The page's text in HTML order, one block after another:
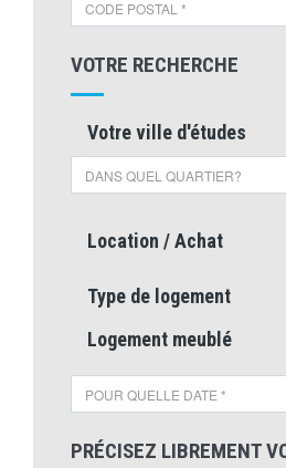
VOTRE RECHERCHE
Votre ville d'études
Location / Achat
Type de logement
Logement meublé
PRÉCISEZ LIBREMENT